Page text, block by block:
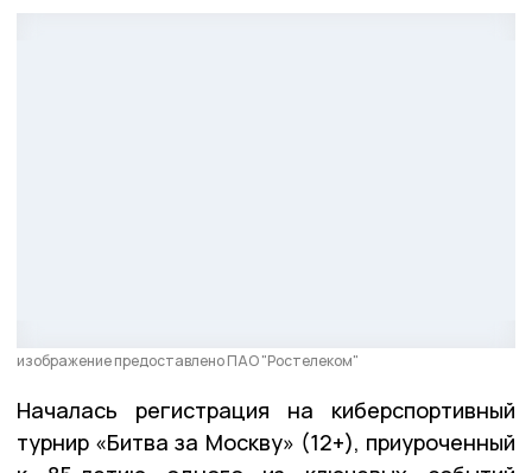
изображение предоставлено ПАО "Ростелеком"
Началась регистрация на киберспортивный
турнир «Битва за Москву» (12+), приуроченный